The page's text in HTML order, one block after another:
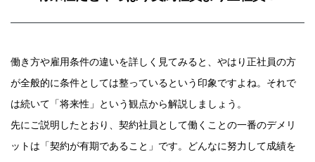
働き方や雇用条件の違いを詳しく見てみると、やはり正社員の方
が全般的に条件としては整っているという印象ですよね。それで
は続いて「将来性」という観点から解説しましょう。
先にご説明したとおり、契約社員として働くことの一番のデメリ
ットは「契約が有期であること」です。どんなに努力して成績を